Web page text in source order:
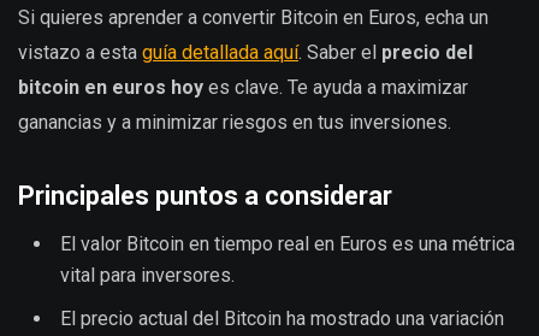
Si quieres aprender a convertir Bitcoin en Euros, echa un
vistazo a esta guía detallada aquí. Saber el precio del
bitcoin en euros hoy es clave. Te ayuda a maximizar
ganancias y a minimizar riesgos en tus inversiones.
Principales puntos a considerar
El valor Bitcoin en tiempo real en Euros es una métrica
vital para inversores.
El precio actual del Bitcoin ha mostrado una variación